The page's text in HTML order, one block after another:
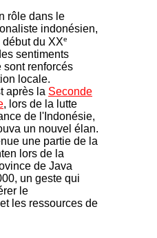
rôle dans le
indonésien,
du XXe
sentiments
renforcés
locale.
après la Seconde
, lors de la lutte
de l'Indonésie,
un nouvel élan.
une partie de la
lors de la
de Java
un geste qui
le
les ressources de